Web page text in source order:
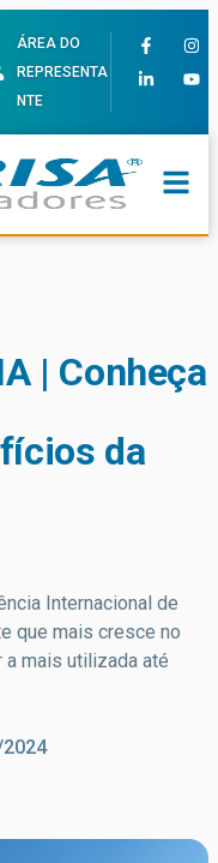
ÁREA DO
REPRESENTA
NTE
| Conheça
da
Internacional de
que mais cresce no
a mais utilizada até